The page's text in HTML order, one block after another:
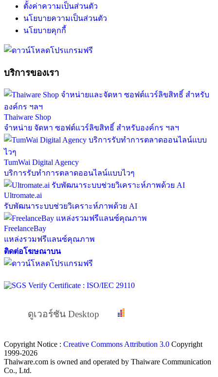
ตั้งค่าความเป็นส่วนตัว
นโยบายความเป็นส่วนตัว
นโยบายคุกกี้
บริการของเรา
Thaiware Shop
จำหน่าย จัดหา ซอฟต์แวร์ลิขสิทธิ์ สำหรับองค์กร ฯลฯ
TumWai Digital Agency
บริการรับทำการตลาดออนไลน์แบบไวๆ
Ultromate.ai
รับพัฒนาระบบช่วยวิเคราะห์ภาพด้วย AI
FreelanceBay
แหล่งรวมฟรีแลนซ์คุณภาพ
ติดต่อโฆษณาบน
ดูเวอร์ชัน Desktop
Copyright Notice : Creative Commons Attribution 3.0 Copyright
1999-2026
Thaiware.com is owned and operated by Thaiware Communication
Co., Ltd.